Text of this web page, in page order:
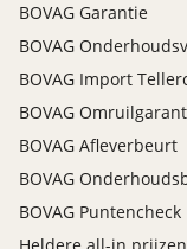
BOVAG Garantie
BOVAG
BOVAG Import
BOVAG
BOVAG Afleverbeurt
BOVAG
BOVAG Puntencheck